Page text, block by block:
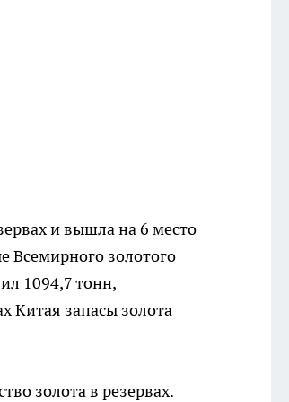
и вышла на 6 место
Всемирного золотого
1094,7 тонн,
Китая запасы золота
золота в резервах.